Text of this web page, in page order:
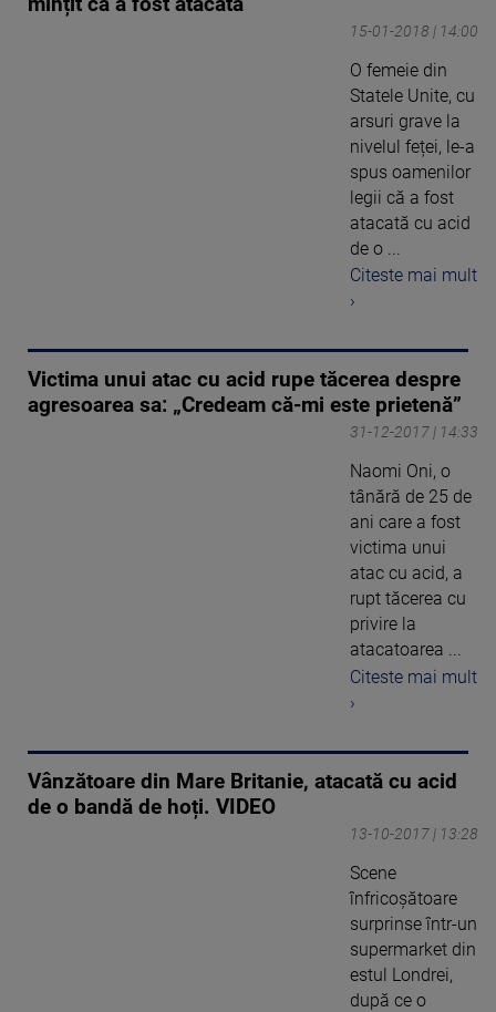
15-01-2018 | 14:00
O femeie din
Statele Unite, cu
arsuri grave la
nivelul feței, le-a
spus oamenilor
legii că a fost
atacată cu acid
de o ...
Citeste mai mult
›
Victima unui atac cu acid rupe tăcerea despre
agresoarea sa: „Credeam că-mi este prietenă”
31-12-2017 | 14:33
Naomi Oni, o
tânără de 25 de
ani care a fost
victima unui
atac cu acid, a
rupt tăcerea cu
privire la
atacatoarea ...
Citeste mai mult
›
Vânzătoare din Mare Britanie, atacată cu acid
de o bandă de hoți. VIDEO
13-10-2017 | 13:28
Scene
înfricoșătoare
surprinse într-un
supermarket din
estul Londrei,
după ce o